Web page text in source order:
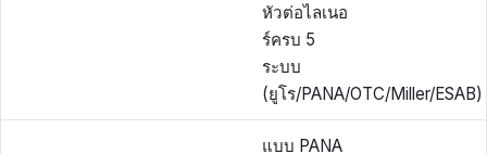
หัวต่อไลเนอ
ร์ครบ 5
ระบบ
(ยูโร/PANA/OTC/Miller/ESAB)
แบบ PANA